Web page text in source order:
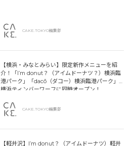
CAKE.TOKYO編集部
【横浜・みなとみらい】限定新作メニューを紹
介！「I’m donut？（アイムドーナツ？）横浜臨
港パーク」「dacō（ダコー）横浜臨港パーク」
横浜ティンバーワーフに同時オープン！
CAKE.TOKYO編集部
【軽井沢】I’m donut？（アイムドーナツ）軽井